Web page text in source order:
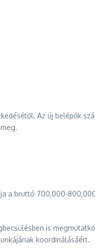
Az új belépők
a bruttó 700,000-
is
koordinálásáért.